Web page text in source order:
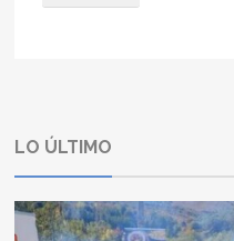
LO ÚLTIMO